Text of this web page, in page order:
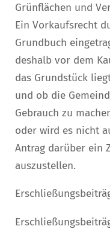
Grünflächen und
Ein Vorkaufsrecht
Grundbuch
deshalb vor dem
das Grundstück
und ob die
Gebrauch zu
oder wird es nicht
Antrag darüber ein
auszustellen.